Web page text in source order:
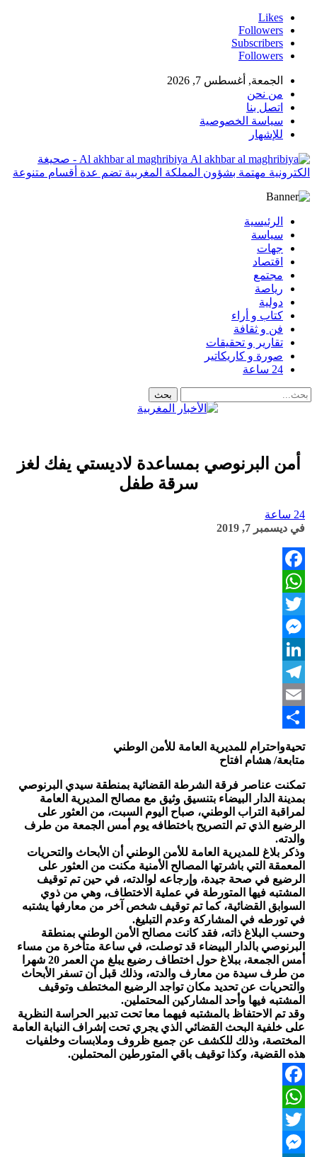
Likes
Followers
Subscribers
Followers
الجمعة, أغسطس 7, 2026
من نحن
اتصل بنا
سياسة الخصوصية
للإشهار
Al akhbar al maghribiya - صحيغة
الكترونية مهتمة بشؤون المملكة المغربية تضم عدة أقسام متنوعة
الرئيسية
سياسة
جهات
اقتصاد
مجتمع
رياصة
دولية
كتاب و أراء
فن و ثقافة
تقارير و تحقيقات
صورة و كاريكاتير
24 ساعة
أمن البرنوصي بمساعدة لاديستي يفك لغز
سرقة طفل
24 ساعة
في ديسمبر 7, 2019
Facebook
WhatsApp
Twitter
Messenger
LinkedIn
Telegram
Email
تحيةواحترام للمديرية العامة للأمن الوطني
متابعة/ هشام افتاح
تمكنت عناصر فرقة الشرطة القضائية بمنطقة سيدي البرنوصي
بمدينة الدار البيضاء بتنسيق وثيق مع مصالح المديرية العامة
لمراقبة التراب الوطني، صباح اليوم السبت، من العثور على
الرضيع الذي تم التصريح باختطافه يوم أمس الجمعة من طرف
والدته.
وذكر بلاغ للمديرية العامة للأمن الوطني أن الأبحاث والتحريات
المعمقة التي باشرتها المصالح الأمنية مكنت من العثور على
الرضيع في صحة جيدة، وإرجاعه لوالدته، في حين تم توقيف
المشتبه فيها المتورطة في عملية الاختطاف، وهي من ذوي
السوابق القضائية، كما تم توقيف شخص آخر من معارفها يشتبه
في تورطه في المشاركة وعدم التبليغ.
وحسب البلاغ ذاته، فقد كانت مصالح الأمن الوطني بمنطقة
البرنوصي بالدار البيضاء قد توصلت، في ساعة متأخرة من مساء
أمس الجمعة، ببلاغ حول اختطاف رضيع يبلغ من العمر 20 شهرا
من طرف سيدة من معارف والدته، وذلك قبل أن تسفر الأبحاث
والتحريات عن تحديد مكان تواجد الرضيع المختطف وتوقيف
المشتبه فيها وأحد المشاركين المحتملين.
وقد تم الاحتفاظ بالمشتبه فيهما معا تحت تدبير الحراسة النظرية
على خلفية البحث القضائي الذي يجري تحت إشراف النيابة العامة
المختصة، وذلك للكشف عن جميع ظروف وملابسات وخلفيات
هذه القضية، وكذا توقيف باقي المتورطين المحتملين.
Facebook
WhatsApp
Twitter